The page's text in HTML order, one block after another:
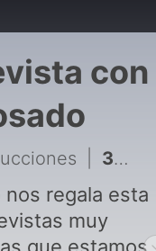
con
311 - EL MALILLA: EL BARRIO ME DIO TODO | La entrevista con Yordi Rosado
nos regala esta
muy